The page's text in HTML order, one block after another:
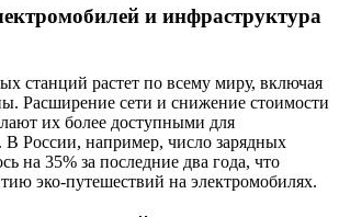
и инфраструктура
станций растет по всему миру, включая
Расширение сети и снижение стоимости
их более доступными для
В России, например, число зарядных
на 35% за последние два года, что
эко-путешествий на электромобилях.